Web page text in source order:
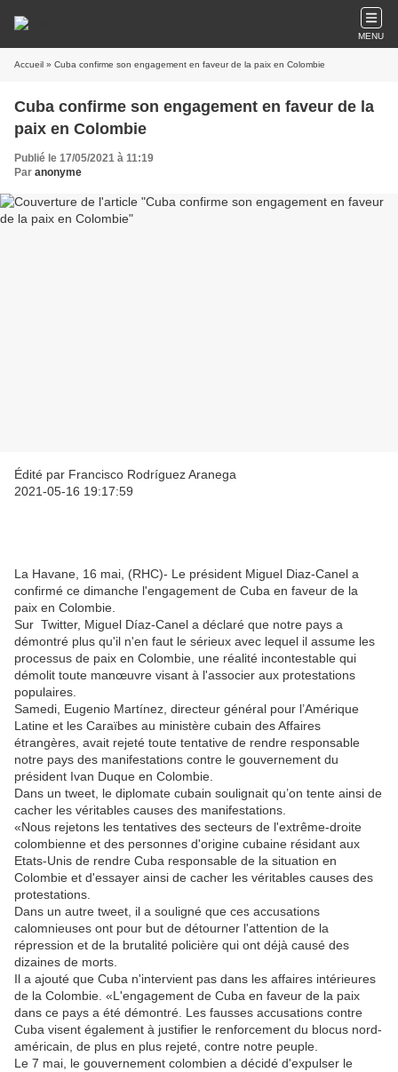
MENU
Accueil » Cuba confirme son engagement en faveur de la paix en Colombie
Cuba confirme son engagement en faveur de la
paix en Colombie
Publié le 17/05/2021 à 11:19
Par anonyme
Édité par Francisco Rodríguez Aranega
2021-05-16 19:17:59
La Havane, 16 mai, (RHC)- Le président Miguel Diaz-Canel a
confirmé ce dimanche l'engagement de Cuba en faveur de la
paix en Colombie.
Sur Twitter, Miguel Díaz-Canel a déclaré que notre pays a
démontré plus qu'il n'en faut le sérieux avec lequel il assume les
processus de paix en Colombie, une réalité incontestable qui
démolit toute manœuvre visant à l'associer aux protestations
populaires.
Samedi, Eugenio Martínez, directeur général pour l’Amérique
Latine et les Caraïbes au ministère cubain des Affaires
étrangères, avait rejeté toute tentative de rendre responsable
notre pays des manifestations contre le gouvernement du
président Ivan Duque en Colombie.
Dans un tweet, le diplomate cubain soulignait qu’on tente ainsi de
cacher les véritables causes des manifestations.
«Nous rejetons les tentatives des secteurs de l'extrême-droite
colombienne et des personnes d'origine cubaine résidant aux
Etats-Unis de rendre Cuba responsable de la situation en
Colombie et d'essayer ainsi de cacher les véritables causes des
protestations.
Dans un autre tweet, il a souligné que ces accusations
calomnieuses ont pour but de détourner l'attention de la
répression et de la brutalité policière qui ont déjà causé des
dizaines de morts.
Il a ajouté que Cuba n'intervient pas dans les affaires intérieures
de la Colombie. «L'engagement de Cuba en faveur de la paix
dans ce pays a été démontré. Les fausses accusations contre
Cuba visent également à justifier le renforcement du blocus nord-
américain, de plus en plus rejeté, contre notre peuple.
Le 7 mai, le gouvernement colombien a décidé d'expulser le